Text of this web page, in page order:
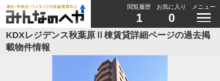
閲覧履歴
1
お気に入り
0
メニュー
KDXレジデンス秋葉原Ⅱ棟賃貸詳細ページの過去掲
載物件情報